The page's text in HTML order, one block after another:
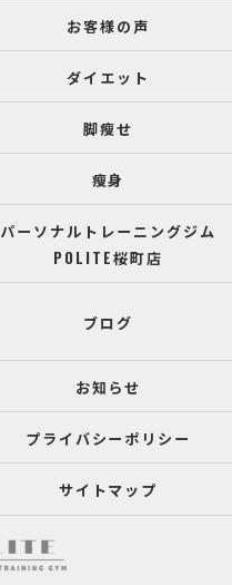
お客様の声
ダイエット
脚瘦せ
瘦身
パーソナルトレーニングジム
POLITE桜町店
ブログ
お知らせ
プライバシーポリシー
サイトマップ